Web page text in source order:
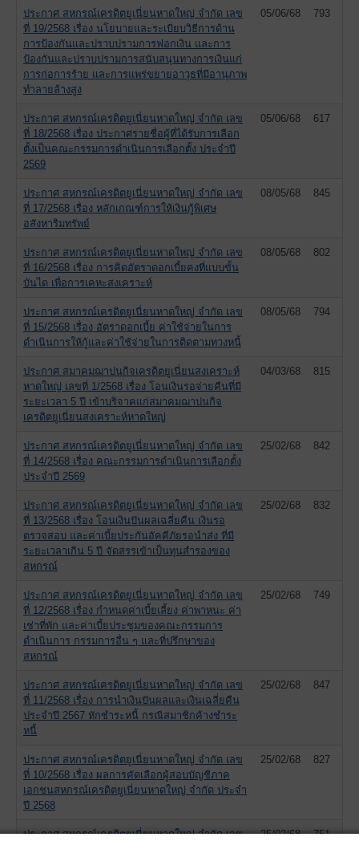
ประกาศ สหกรณ์เครดิตยูเนี่ยนหาดใหญ่ จำกัด เลข
ที่ 19/2568 เรื่อง นโยบายและระเบียบวิธีการด้าน
การป้องกันและปราบปรามการฟอกเงิน และการ
ป้องกันและปราบปรามการสนับสนุนทางการเงินแก่
การก่อการร้าย และการแพร่ขยายอาวุธที่มีอานุภาพ
ทำลายล้างสูง
05/06/68 793
ประกาศ สหกรณ์เครดิตยูเนี่ยนหาดใหญ่ จำกัด เลข
ที่ 18/2568 เรื่อง ประกาศรายชื่อผู้ที่ได้รับการเลือก
ตั้งเป็นคณะกรรมการดำเนินการเลือกตั้ง ประจำปี
2569
05/06/68 617
ประกาศ สหกรณ์เครดิตยูเนี่ยนหาดใหญ่ จำกัด เลข
ที่ 17/2568 เรื่อง หลักเกณฑ์การให้เงินกู้พิเศษ
อสังหาริมทรัพย์
08/05/68 845
ประกาศ สหกรณ์เครดิตยูเนี่ยนหาดใหญ่ จำกัด เลข
ที่ 16/2568 เรื่อง การคิดอัตราดอกเบี้ยคงที่แบบขั้น
บันได เพื่อการเคหะสงเคราะห์
08/05/68 802
ประกาศ สหกรณ์เครดิตยูเนี่ยนหาดใหญ่ จำกัด เลข
ที่ 15/2568 เรื่อง อัตราดอกเบี้ย ค่าใช้จ่ายในการ
ดำเนินการให้กู้และค่าใช้จ่ายในการติดตามทวงหนี้
08/05/68 794
ประกาศ สมาคมฌาปนกิจเครดิตยูเนี่ยนสงเคราะห์
หาดใหญ่ เลขที่ 1/2568 เรื่อง โอนเงินรอจ่ายคืนที่มี
ระยะเวลา 5 ปี เข้าบริจาคแก่สมาคมฌาปนกิจ
เครดิตยูเนี่ยนสงเคราะห์หาดใหญ่
04/03/68 815
ประกาศ สหกรณ์เครดิตยูเนี่ยนหาดใหญ่ จำกัด เลข
ที่ 14/2568 เรื่อง คณะกรรมการดำเนินการเลือกตั้ง
ประจำปี 2569
25/02/68 842
ประกาศ สหกรณ์เครดิตยูเนี่ยนหาดใหญ่ จำกัด เลข
ที่ 13/2568 เรื่อง โอนเงินปันผลเฉลี่ยคืน เงินรอ
ตรวจสอบ และค่าเบี้ยประกันอัคคีภัยรอนำส่ง ที่มี
ระยะเวลาเกิน 5 ปี จัดสรรเข้าเป็นทุนสำรองของ
สหกรณ์
25/02/68 832
ประกาศ สหกรณ์เครดิตยูเนี่ยนหาดใหญ่ จำกัด เลข
ที่ 12/2568 เรื่อง กำหนดค่าเบี้ยเลี้ยง ค่าพาหนะ ค่า
เช่าที่พัก และค่าเบี้ยประชุมของคณะกรรมการ
ดำเนินการ กรรมการอื่น ๆ และที่ปรึกษาของ
สหกรณ์
25/02/68 749
ประกาศ สหกรณ์เครดิตยูเนี่ยนหาดใหญ่ จำกัด เลข
ที่ 11/2568 เรื่อง การนำเงินปันผลและเงินเฉลี่ยคืน
ประจำปี 2567 หักชำระหนี้ กรณีสมาชิกค้างชำระ
หนี้
25/02/68 847
ประกาศ สหกรณ์เครดิตยูเนี่ยนหาดใหญ่ จำกัด เลข
ที่ 10/2568 เรื่อง ผลการคัดเลือกผู้สอบบัญชีภาค
เอกชนสหกรณ์เครดิตยูเนี่ยนหาดใหญ่ จำกัด ประจำ
ปี 2568
25/02/68 827
ประกาศ สหกรณ์เครดิตยูเนี่ยนหาดใหญ่ จำกัด เลข
25/02/68 751